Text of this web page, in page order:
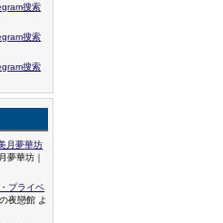
搜索
搜索
搜索
月夢華坊
夢華坊｜
プライベ
夜戀館 よ